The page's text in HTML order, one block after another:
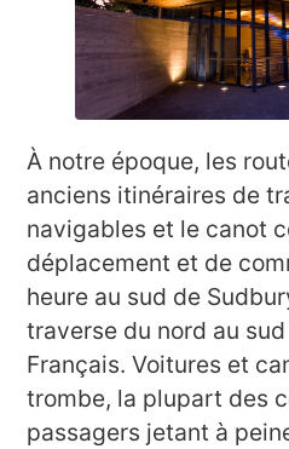
À notre époque, les
anciens itinéraires de
navigables et le canot
déplacement et de
heure au sud de
traverse du nord au
Français. Voitures et
trombe, la plupart des
passagers jetant à